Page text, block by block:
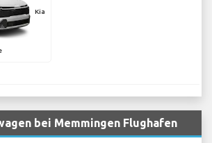
Kia
bei Memmingen Flughafen